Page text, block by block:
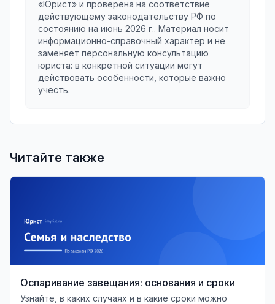
«Юрист» и проверена на соответствие
действующему законодательству РФ по
состоянию на июнь 2026 г.. Материал носит
информационно-справочный характер и не
заменяет персональную консультацию
юриста: в конкретной ситуации могут
действовать особенности, которые важно
учесть.
Читайте также
Оспаривание завещания: основания и сроки
Узнайте, в каких случаях и в какие сроки можно